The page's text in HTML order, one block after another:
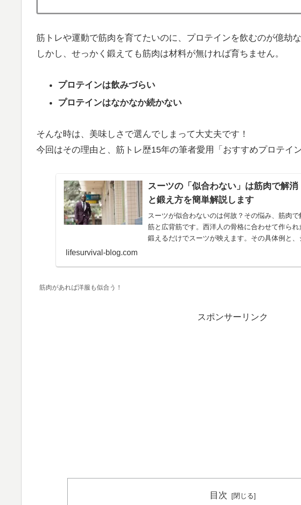
筋トレや運動で筋肉を育てたいのに、プロテインを飲むのが億劫
しかし、せっかく鍛えても筋肉は材料が無ければ育ちません。
プロテインは飲みづらい
プロテインはなかなか続かない
そんな時は、美味しさで選んでしまって大丈夫です！
今回はその理由と、筋トレ歴15年の筆者愛用「おすすめプロテイ
スーツの「似合わない」は筋肉で解
と鍛え方を簡単解説します
スーツが似合わないのは何故？その悩み、筋肉
筋と広背筋です。西洋人の骨格に合わせて作ら
鍛えるだけでスーツが映えます。その具体例と
る簡単トレーニングも紹介！スーツの着こなし
lifesurvival-blog.com
筋肉があれば洋服も似合う！
スポンサーリンク
目次